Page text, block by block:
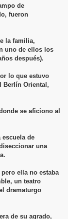
de
fueron
la familia,
uno de ellos los
después).
lo que estuvo
Berlín Oriental,
se aficiono al
escuela de
una
ella no estaba
un teatro
dramaturgo
de su agrado,